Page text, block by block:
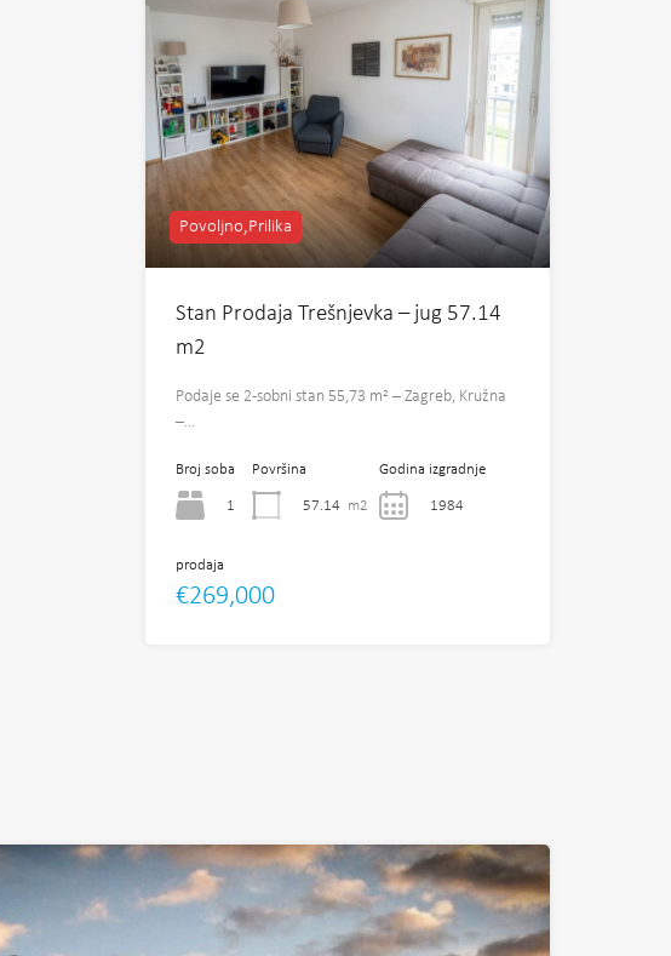
Povoljno,Prilika
Stan Prodaja Trešnjevka – jug 57.14
m2
Podaje se 2-sobni stan 55,73 m² – Zagreb, Kružna
–…
Broj soba
1
Površina
57.14 m2
Godina izgradnje
1984
prodaja
€269,000